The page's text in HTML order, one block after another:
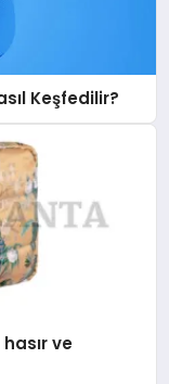
Keşfedilir?
ve